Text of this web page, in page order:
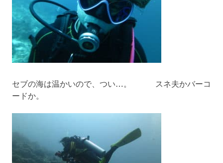
セブの海は温かいので、つい…。 スネ夫かバーコ
ードか。